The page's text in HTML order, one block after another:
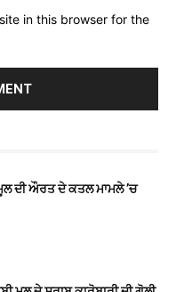
in this browser for the
ਦੀ ਔਰਤ ਦੇ ਕਤਲ ਮਾਮਲੇ ’ਚ